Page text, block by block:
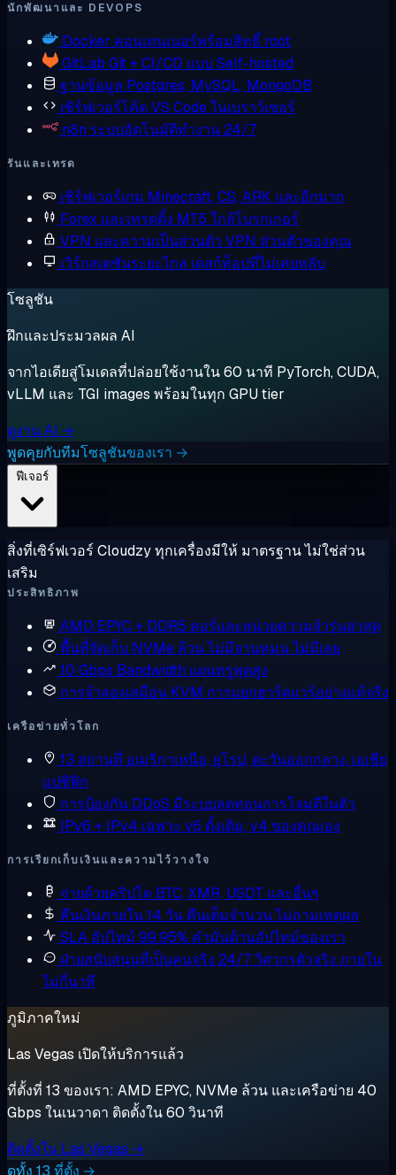
นักพัฒนาและ DEVOPS
Docker คอนเทนเนอร์พร้อมสิทธิ์ root
GitLab Git + CI/CD แบบ Self-hosted
ฐานข้อมูล Postgres, MySQL, MongoDB
เซิร์ฟเวอร์โค้ดVS Code ในเบราว์เซอร์
n8n ระบบอัตโนมัติทำงาน 24/7
รันและเทรด
เซิร์ฟเวอร์เกม Minecraft, CS, ARK และอีกมาก
Forex และเทรดดิ้ง MT5 ใกล้โบรกเกอร์
VPN และความเป็นส่วนตัว VPN ส่วนตัวของคุณ
เวิร์กสเตชันระยะไกล เดสก์ท็อปที่ไม่เคยหลับ
โซลูชัน
ฝึกและประมวลผล AI
จากไอเดียสู่โมเดลที่ปล่อยใช้งานใน 60 นาที PyTorch, CUDA,
vLLM และ TGI images พร้อมในทุก GPU tier
ดูงาน AI →
พูดคุยกับทีมโซลูชันของเรา →
สิ่งที่เซิร์ฟเวอร์ Cloudzy ทุกเครื่องมีให้ มาตรฐาน ไม่ใช่ส่วน
เสริม
ประสิทธิภาพ
AMD EPYC + DDR5 คอร์และหน่วยความจำรุ่นล่าสุด
พื้นที่จัดเก็บ NVMe ล้วนไม่มีจานหมุน ไม่มีเลย
10 Gbps Bandwidth แผนทรูพุตสูง
การจำลองเสมือน KVM การแยกฮาร์ดแวร์อย่างแท้จริง
เครือข่ายทั่วโลก
13 สถานที่ อเมริกาเหนือ, ยุโรป, ตะวันออกกลาง, เอเชีย
แปซิฟิก
การป้องกัน DDoS มีระบบลดทอนการโจมตีในตัว
IPv6 + IPv4 เฉพาะ v6 ดั้งเดิม, v4 ของคุณเอง
การเรียกเก็บเงินและความไว้วางใจ
จ่ายด้วยคริปโต BTC, XMR, USDT และอื่นๆ
คืนเงินภายใน 14 วัน คืนเต็มจำนวน ไม่ถามเหตุผล
SLA อัปไทม์ 99.95% คำมั่นด้านอัปไทม์ของเรา
ฝ่ายสนับสนุนที่เป็นคนจริง 24/7วิศวกรตัวจริง ภายใน
ไม่กี่นาที
ภูมิภาคใหม่
Las Vegas เปิดให้บริการแล้ว
ที่ตั้งที่ 13 ของเรา: AMD EPYC, NVMe ล้วน และเครือข่าย 40
Gbps ในเนวาดา ติดตั้งใน 60 วินาที
ติดตั้งใน Las Vegas →
ดูทั้ง 13 ที่ตั้ง →